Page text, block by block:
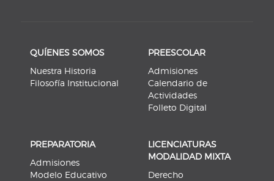
QUÍENES SOMOS
Nuestra Historia
Filosofía Institucional
PREESCOLAR
Admisiones
Calendario de
Actividades
Folleto Digital
PREPARATORIA
Admisiones
Modelo Educativo
LICENCIATURAS
MODALIDAD MIXTA
Derecho